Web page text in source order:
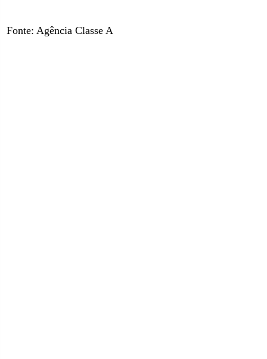
Fonte: Agência Classe A